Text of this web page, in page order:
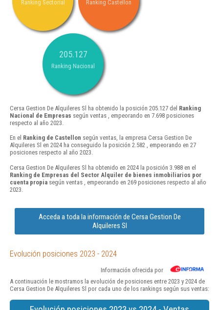
Ranking Sectorial Ranking Castellon
205.127
Ranking Nacional
Cersa Gestion De Alquileres Sl ha obtenido la posición 205.127 del Ranking
Nacional de Empresas según ventas , empeorando en 7.698 posiciones
respecto al año 2023.
En el Ranking de Castellon según ventas, la empresa Cersa Gestion De
Alquileres Sl en 2024 ha conseguido la posición 2.582 , empeorando en 27
posiciones respecto al año 2023.
Cersa Gestion De Alquileres Sl ha obtenido en 2024 la posición 3.988 en el
Ranking de Empresas del Sector Alquiler de bienes inmobiliarios por
cuenta propia según ventas , empeorando en 269 posiciones respecto al año
2023.
Acceda a toda la información de Cersa Gestion De
Alquileres Sl
Evolución posiciones 2023 - 2024
Información ofrecida por
A continuación le mostramos la evolución de posiciones entre 2023 y 2024 de
Cersa Gestion De Alquileres Sl por cada uno de los rankings según sus ventas: